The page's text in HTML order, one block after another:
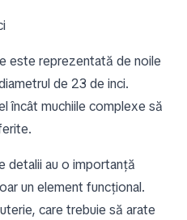
este reprezentată de noile
de 23 de inci.
încât muchiile complexe să
detalii au o importanță
un element funcțional.
care trebuie să arate